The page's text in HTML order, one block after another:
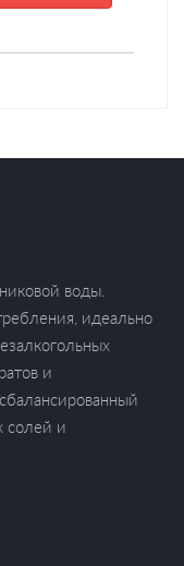
воды.
идеально
и
солей и